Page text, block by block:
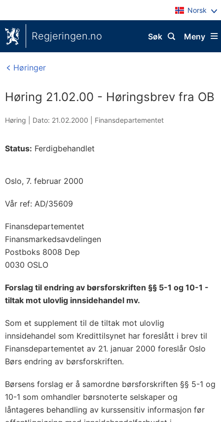
Norsk
Regjeringen.no Meny
Søk
Høringer
Høring 21.02.00 - Høringsbrev fra OB
Høring | Dato: 21.02.2000 Finansdepartementet
Status: Ferdigbehandlet
Oslo, 7. februar 2000
Vår ref: AD/35609
Finansdepartementet
Finansmarkedsavdelingen
Postboks 8008 Dep
0030 OSLO
Forslag til endring av børsforskriften §§ 5-1 og 10-1 -
tiltak mot ulovlig innsidehandel mv.
Som et supplement til de tiltak mot ulovlig
innsidehandel som Kredittilsynet har foreslått i brev til
Finansdepartementet av 21. januar 2000 foreslår Oslo
Børs endring av børsforskriften.
Børsens forslag er å samordne børsforskriften §§ 5-1 og
10-1 som omhandler børsnoterte selskaper og
låntageres behandling av kurssensitiv informasjon før